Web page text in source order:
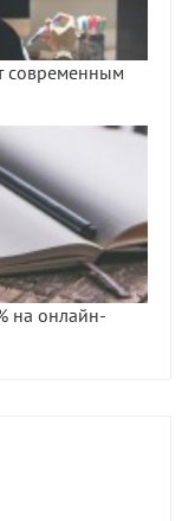
современным
на онлайн-